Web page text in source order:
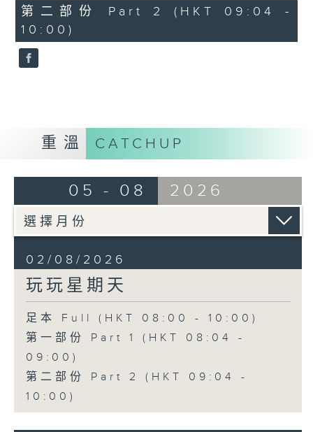
54
minutes,
46
seconds
第二部份 Part 2 (HKT 09:04 -
10:00)
重溫 CATCHUP
05 - 08 2026
02/08/2026
玩玩星期天
足本 Full (HKT 08:00 - 10:00)
第一部份 Part 1 (HKT 08:04 -
09:00)
第二部份 Part 2 (HKT 09:04 -
10:00)